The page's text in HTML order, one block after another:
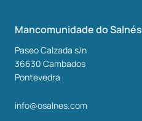
Mancomunidade do Salnés
Paseo Calzada s/n
36630 Cambados
Pontevedra
info@osalnes.com